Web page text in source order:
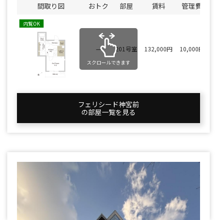
間取り図 おトク 部屋 賃料 管理費
内覧OK
— 201号室 132,000円 10,000円
スクロールできます
フェリシード神宮前
の部屋一覧を⾒る